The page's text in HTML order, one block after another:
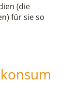
(die
für sie so